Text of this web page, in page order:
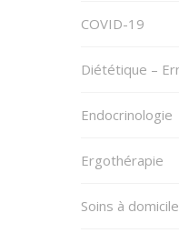
COVID-19
Diététique –
Endocrinologie
Ergothérapie
Soins à domicile